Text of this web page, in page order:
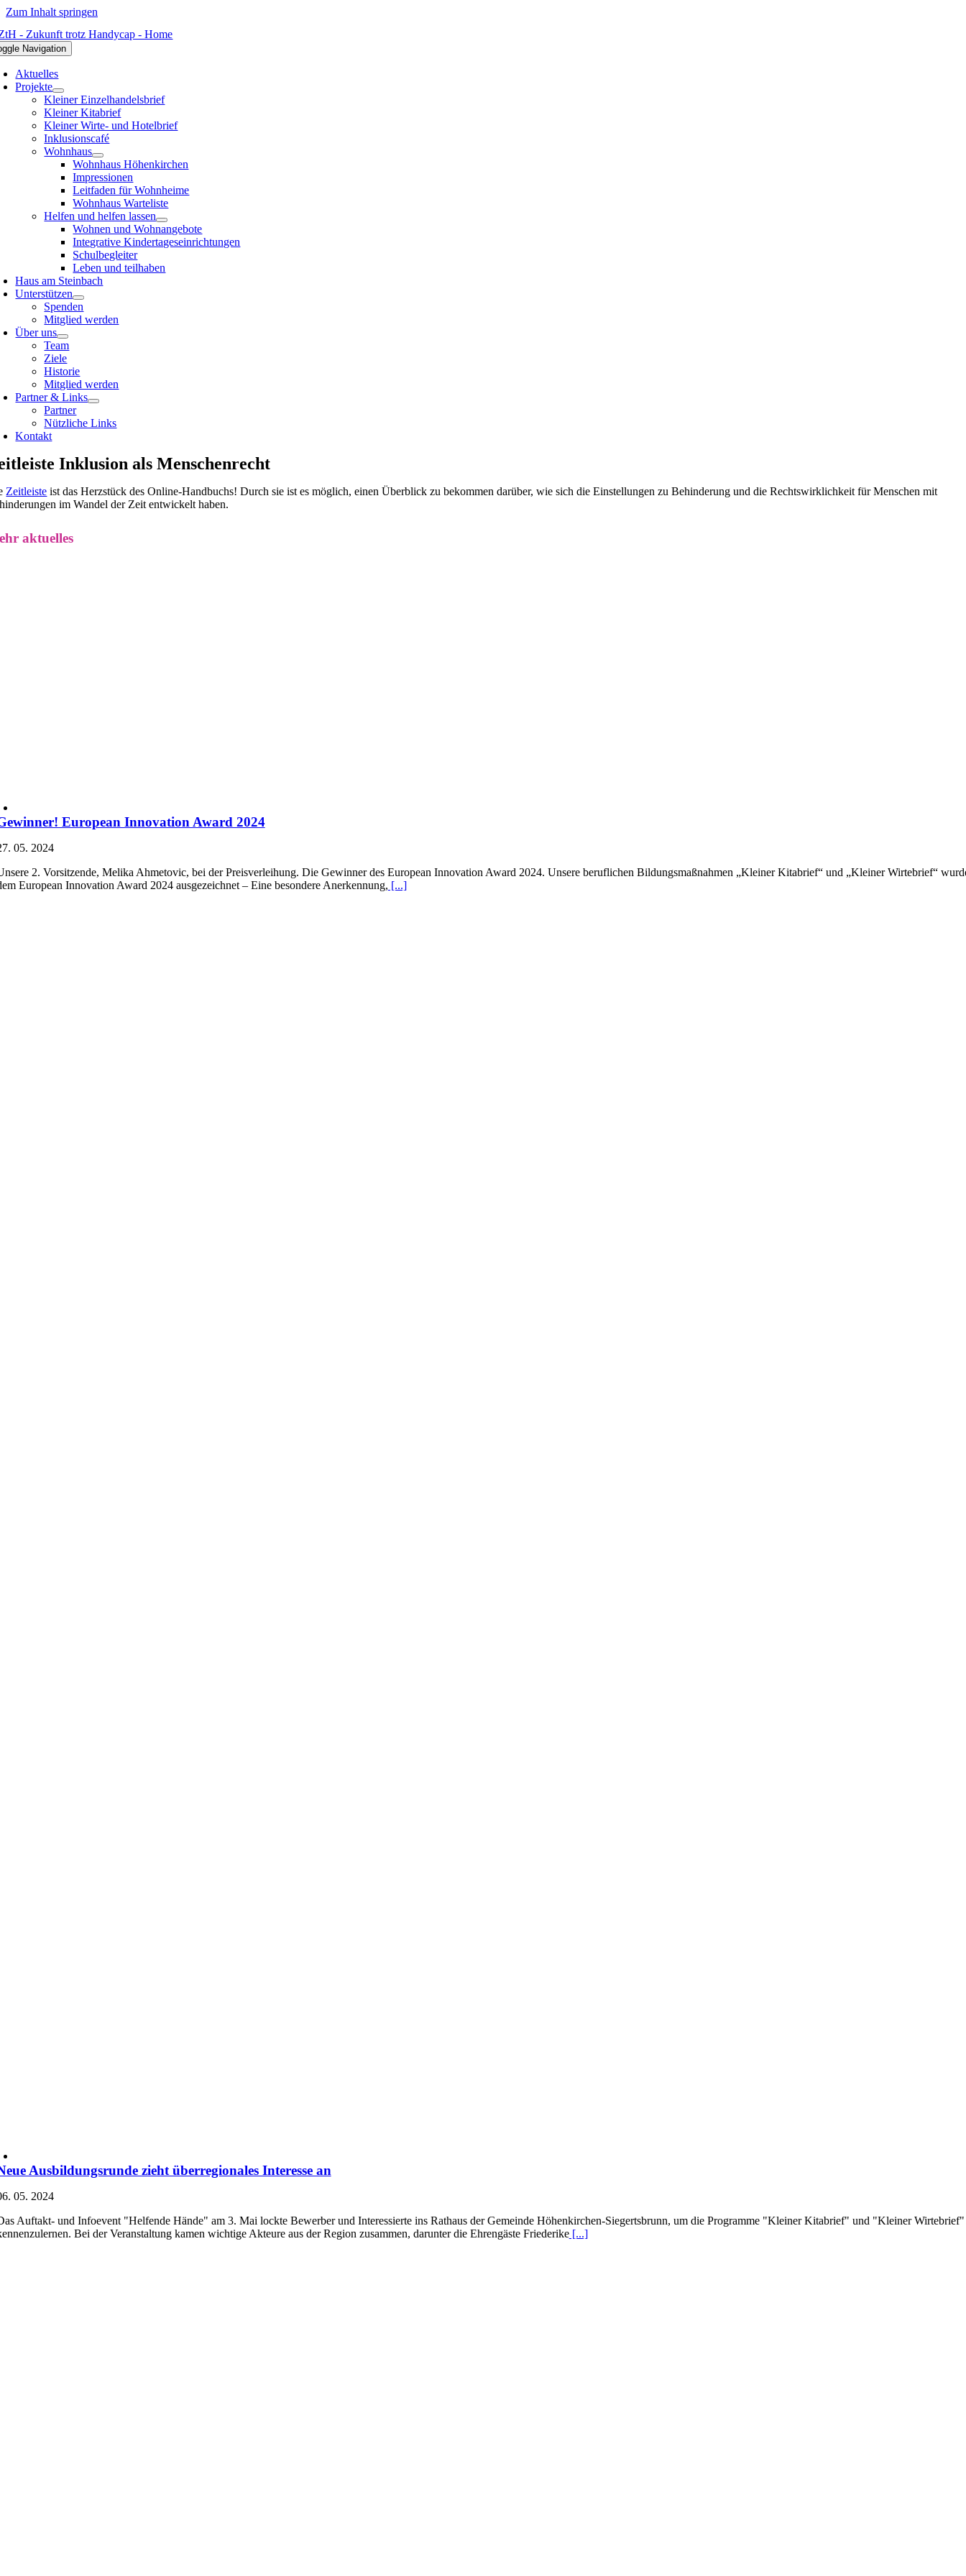
Zum Inhalt springen
Navigation
Aktuelles
Projekte
Kleiner Einzelhandelsbrief
Kleiner Kitabrief
Kleiner Wirte- und Hotelbrief
Inklusionscafé
Wohnhaus
Wohnhaus Höhenkirchen
Impressionen
Leitfaden für Wohnheime
Wohnhaus Warteliste
Helfen und helfen lassen
Wohnen und Wohnangebote
Integrative Kindertageseinrichtungen
Schulbegleiter
Leben und teilhaben
Haus am Steinbach
Unterstützen
Spenden
Mitglied werden
Über uns
Team
Ziele
Historie
Mitglied werden
Partner & Links
Partner
Nützliche Links
Kontakt
Inklusion als Menschenrecht
Zeitleiste ist das Herzstück des Online-Handbuchs! Durch sie ist es möglich, einen Überblick zu bekommen darüber, wie sich die Einstellungen zu Behinderung und die Rechtswirklichkeit für Menschen mit
im Wandel der Zeit entwickelt haben.
aktuelles
European Innovation Award 2024
05. 2024
2. Vorsitzende, Melika Ahmetovic, bei der Preisverleihung. Die Gewinner des European Innovation Award 2024. Unsere beruflichen Bildungsmaßnahmen „Kleiner Kitabrief“ und „Kleiner Wirtebrief“
European Innovation Award 2024 ausgezeichnet – Eine besondere Anerkennung, [...]
Ausbildungsrunde zieht überregionales Interesse an
05. 2024
Auftakt- und Infoevent "Helfende Hände" am 3. Mai lockte Bewerber und Interessierte ins Rathaus der Gemeinde Höhenkirchen-Siegertsbrunn, um die Programme "Kleiner Kitabrief" und "Kleiner Wirtebrief"
Bei der Veranstaltung kamen wichtige Akteure aus der Region zusammen, darunter die Ehrengäste Friederike[...]